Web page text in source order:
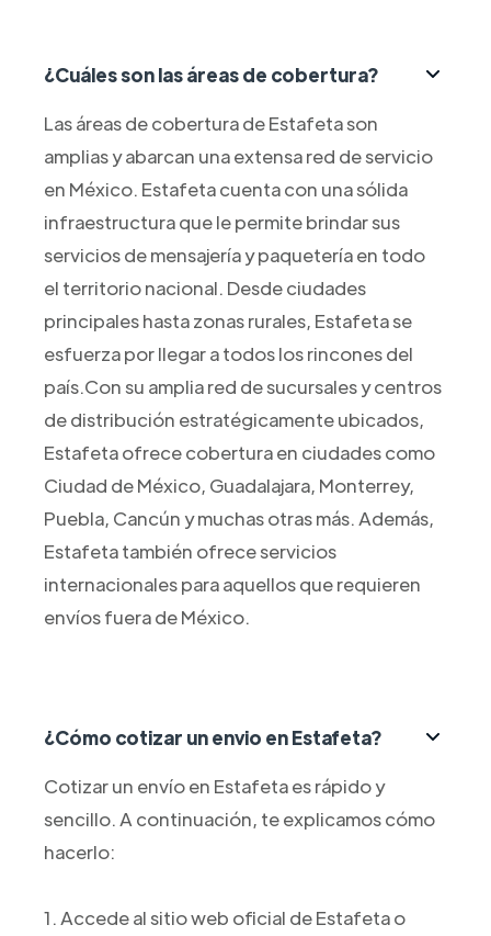
¿Cuáles son las áreas de cobertura?
Las áreas de cobertura de Estafeta son
amplias y abarcan una extensa red de servicio
en México. Estafeta cuenta con una sólida
infraestructura que le permite brindar sus
servicios de mensajería y paquetería en todo
el territorio nacional. Desde ciudades
principales hasta zonas rurales, Estafeta se
esfuerza por llegar a todos los rincones del
país.Con su amplia red de sucursales y centros
de distribución estratégicamente ubicados,
Estafeta ofrece cobertura en ciudades como
Ciudad de México, Guadalajara, Monterrey,
Puebla, Cancún y muchas otras más. Además,
Estafeta también ofrece servicios
internacionales para aquellos que requieren
envíos fuera de México.
¿Cómo cotizar un envio en Estafeta?
Cotizar un envío en Estafeta es rápido y
sencillo. A continuación, te explicamos cómo
hacerlo:
1. Accede al sitio web oficial de Estafeta o